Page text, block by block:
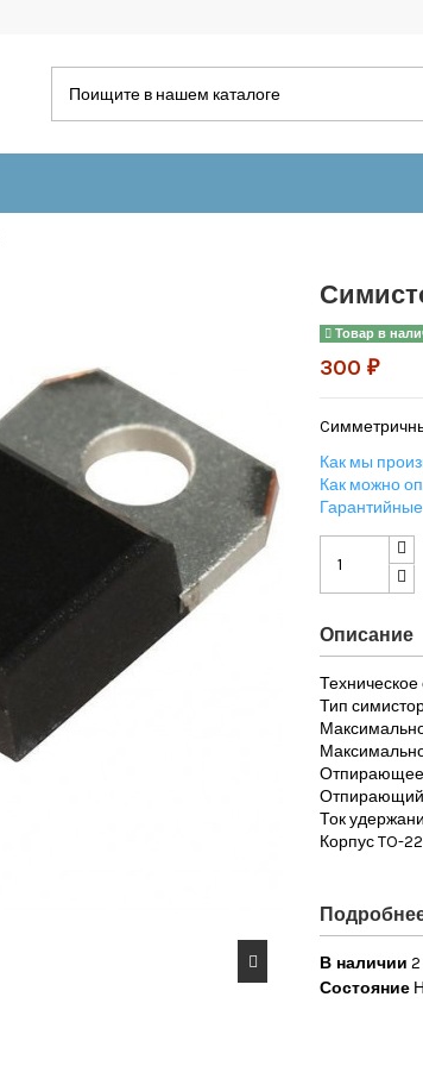
Товар в
300 ₽
Как мы
Как можно
Описание
Техническое
Тип
Отпирающее
Отпирающий
Ток
Корпус TO-
В наличии
Состояние